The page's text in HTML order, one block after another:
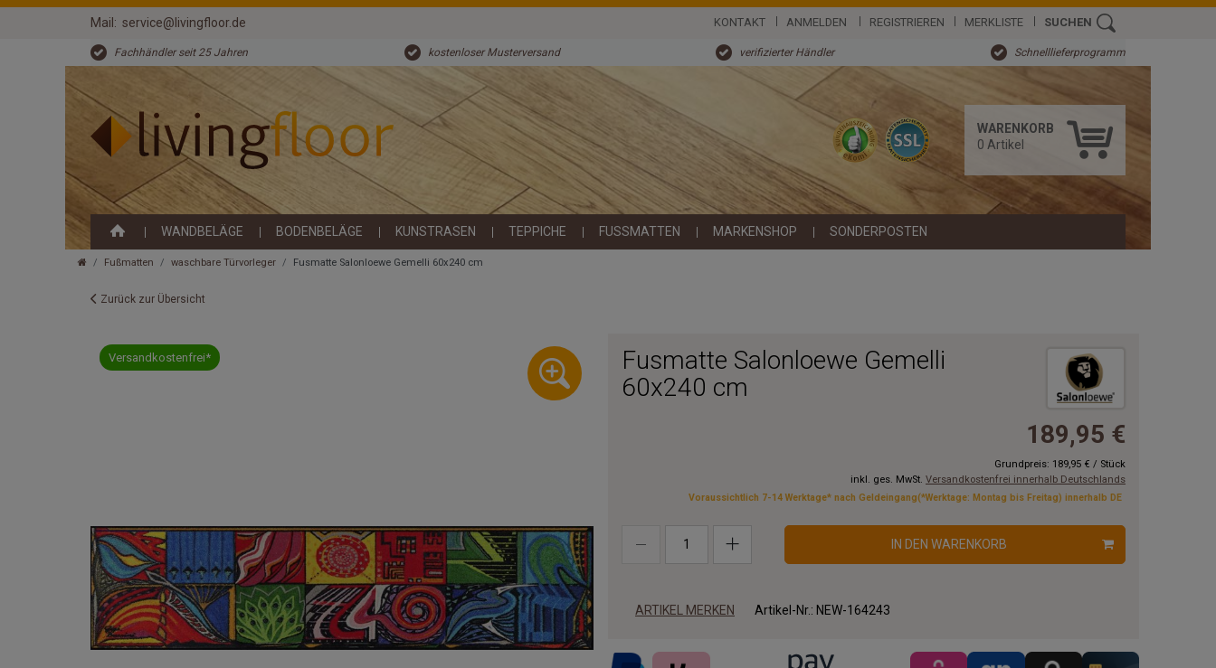
Mail: service@livingfloor.de KONTAKT ANMELDEN REGISTRIEREN MERKLISTE SUCHEN
Fachhändler seit 25 Jahren kostenloser Musterversand verifizierter Händler Schnelllieferprogramm
WARENKORB
0 Artikel
WANDBELÄGE BODENBELÄGE KUNSTRASEN TEPPICHE FUSSMATTEN MARKENSHOP SONDERPOSTEN
Fußmatten waschbare Türvorleger Fusmatte Salonloewe Gemelli 60x240 cm
Zurück zur Übersicht
Versandkostenfrei*
Fusmatte Salonloewe Gemelli
60x240 cm
189,95 €
Grundpreis: 189,95 € / Stück
inkl. ges. MwSt. Versandkostenfrei innerhalb Deutschlands
Voraussichtlich 7-14 Werktage* nach Geldeingang(*Werktage: Montag bis Freitag) innerhalb DE
IN DEN WARENKORB
ARTIKEL MERKEN Artikel-Nr.: NEW-164243